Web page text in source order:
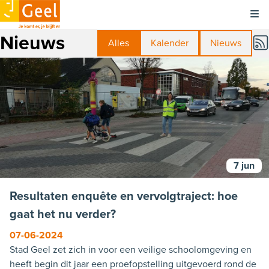
Nieuws Alles Kalender Nieuws
7 jun
Resultaten enquête en vervolgtraject: hoe
gaat het nu verder?
07-06-2024
Stad Geel zet zich in voor een veilige schoolomgeving en
heeft begin dit jaar een proefopstelling uitgevoerd rond de